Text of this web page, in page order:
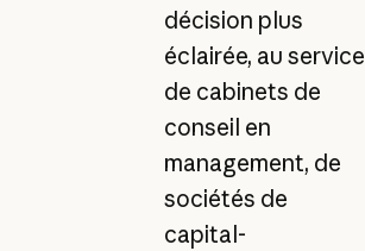
décision plus
éclairée, au service
de cabinets de
conseil en
management, de
sociétés de
capital-